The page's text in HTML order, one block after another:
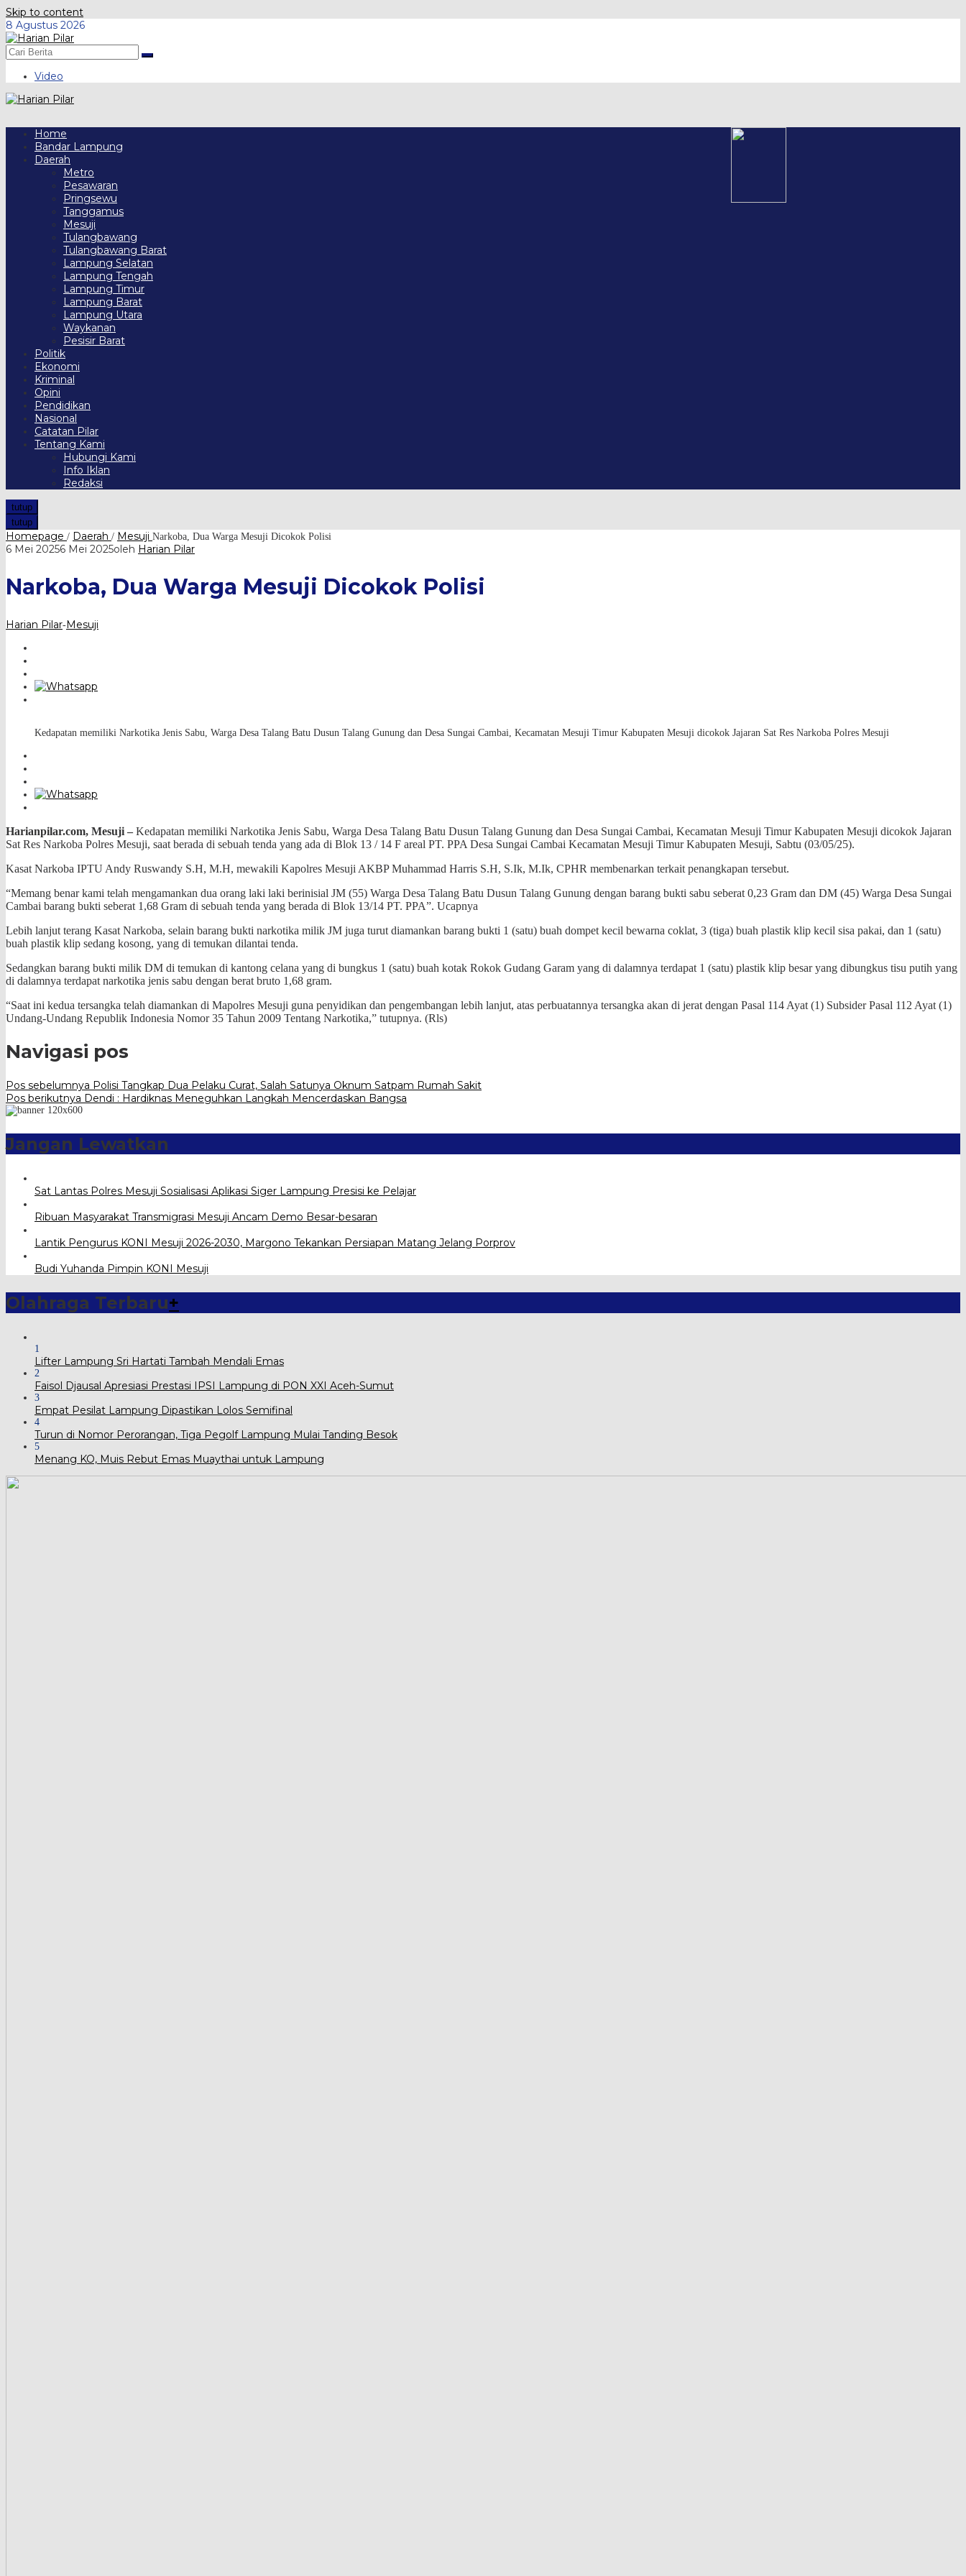
Skip to content
8 Agustus 2026
Video
Home
Bandar Lampung
Daerah
Metro
Pesawaran
Pringsewu
Tanggamus
Mesuji
Tulangbawang
Tulangbawang Barat
Lampung Selatan
Lampung Tengah
Lampung Timur
Lampung Barat
Lampung Utara
Waykanan
Pesisir Barat
Politik
Ekonomi
Kriminal
Opini
Pendidikan
Nasional
Catatan Pilar
Tentang Kami
Hubungi Kami
Info Iklan
Redaksi
tutup
tutup
Homepage / Daerah / Mesuji Narkoba, Dua Warga Mesuji Dicokok Polisi
6 Mei 20256 Mei 2025oleh Harian Pilar
Narkoba, Dua Warga Mesuji Dicokok Polisi
Harian Pilar-Mesuji
Kedapatan memiliki Narkotika Jenis Sabu, Warga Desa Talang Batu Dusun Talang Gunung dan Desa Sungai Cambai, Kecamatan Mesuji Timur Kabupaten Mesuji dicokok Jajaran Sat Res Narkoba Polres Mesuji
Harianpilar.com, Mesuji – Kedapatan memiliki Narkotika Jenis Sabu, Warga Desa Talang Batu Dusun Talang Gunung dan Desa Sungai Cambai, Kecamatan Mesuji Timur Kabupaten Mesuji dicokok Jajaran
Sat Res Narkoba Polres Mesuji, saat berada di sebuah tenda yang ada di Blok 13 / 14 F areal PT. PPA Desa Sungai Cambai Kecamatan Mesuji Timur Kabupaten Mesuji, Sabtu (03/05/25).
Kasat Narkoba IPTU Andy Ruswandy S.H, M.H, mewakili Kapolres Mesuji AKBP Muhammad Harris S.H, S.Ik, M.Ik, CPHR membenarkan terkait penangkapan tersebut.
“Memang benar kami telah mengamankan dua orang laki laki berinisial JM (55) Warga Desa Talang Batu Dusun Talang Gunung dengan barang bukti sabu seberat 0,23 Gram dan DM (45) Warga Desa Sungai
Cambai barang bukti seberat 1,68 Gram di sebuah tenda yang berada di Blok 13/14 PT. PPA”. Ucapnya
Lebih lanjut terang Kasat Narkoba, selain barang bukti narkotika milik JM juga turut diamankan barang bukti 1 (satu) buah dompet kecil bewarna coklat, 3 (tiga) buah plastik klip kecil sisa pakai, dan 1 (satu)
buah plastik klip sedang kosong, yang di temukan dilantai tenda.
Sedangkan barang bukti milik DM di temukan di kantong celana yang di bungkus 1 (satu) buah kotak Rokok Gudang Garam yang di dalamnya terdapat 1 (satu) plastik klip besar yang dibungkus tisu putih yang
di dalamnya terdapat narkotika jenis sabu dengan berat bruto 1,68 gram.
“Saat ini kedua tersangka telah diamankan di Mapolres Mesuji guna penyidikan dan pengembangan lebih lanjut, atas perbuatannya tersangka akan di jerat dengan Pasal 114 Ayat (1) Subsider Pasal 112 Ayat (1)
Undang-Undang Republik Indonesia Nomor 35 Tahun 2009 Tentang Narkotika,” tutupnya. (Rls)
Navigasi pos
Pos sebelumnya Polisi Tangkap Dua Pelaku Curat, Salah Satunya Oknum Satpam Rumah Sakit
Pos berikutnya Dendi : Hardiknas Meneguhkan Langkah Mencerdaskan Bangsa
Jangan Lewatkan
Sat Lantas Polres Mesuji Sosialisasi Aplikasi Siger Lampung Presisi ke Pelajar
Ribuan Masyarakat Transmigrasi Mesuji Ancam Demo Besar-besaran
Lantik Pengurus KONI Mesuji 2026-2030, Margono Tekankan Persiapan Matang Jelang Porprov
Budi Yuhanda Pimpin KONI Mesuji
Olahraga Terbaru+
1
Lifter Lampung Sri Hartati Tambah Mendali Emas
2
Faisol Djausal Apresiasi Prestasi IPSI Lampung di PON XXI Aceh-Sumut
3
Empat Pesilat Lampung Dipastikan Lolos Semifinal
4
Turun di Nomor Perorangan, Tiga Pegolf Lampung Mulai Tanding Besok
5
Menang KO, Muis Rebut Emas Muaythai untuk Lampung